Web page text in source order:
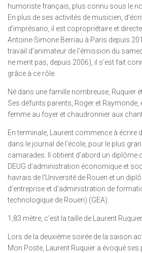
humoriste français, plus connu sous le
En plus de ses activités de musicien,
d’imprésario, il est copropriétaire et
Antoine-Simone Berriau à Paris depuis
travail d’animateur de l’émission du
ne ment pas, depuis 2006), il s’est fait
grâce à ce rôle.
Né dans une famille nombreuse, Ruquier
Ses défunts parents, Roger et Raymonde,
femme au foyer et chaudronnier aux
En terminale, Laurent commence à écrire
dans le journal de l’école, pour le plus
camarades. Il obtient d’abord un diplôme
DEUG d’administration économique et
havrais de l’Université de Rouen et un
d’entreprise et d’administration de
technologique de Rouen) (GEA).
1,83 mètre, c’est la taille de Laurent Ruquier.
Lors de la deuxième soirée de la saison
Mon Poste, Laurent Ruquier a évoqué